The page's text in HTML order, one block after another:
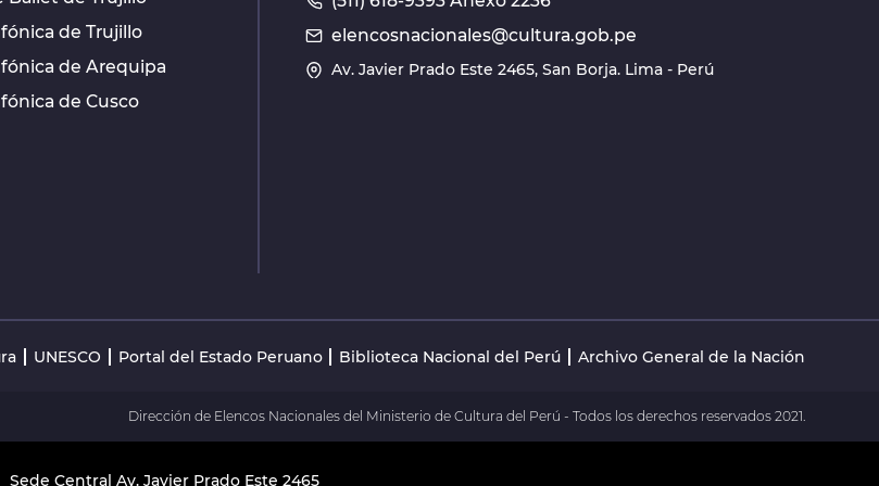
de Trujillo
de Arequipa
de Cusco
elencosnacionales@cultura.gob.pe
Av. Javier Prado Este 2465, San Borja. Lima - Perú
UNESCO Portal del Estado Peruano Biblioteca Nacional del Perú Archivo General de la Nación
Dirección de Elencos Nacionales del Ministerio de Cultura del Perú - Todos los derechos reservados 2021.
Sede Central Av. Javier Prado Este 2465